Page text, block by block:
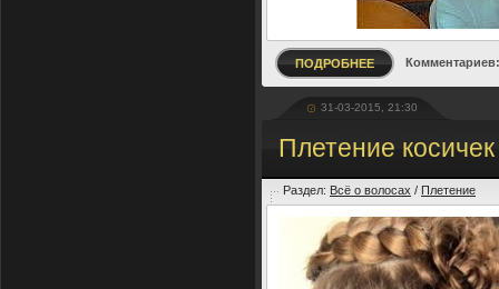
ПОДРОБНЕЕ
31-03-2015, 21:30
Плетение косичек
Раздел: Всё о волосах / Плетение